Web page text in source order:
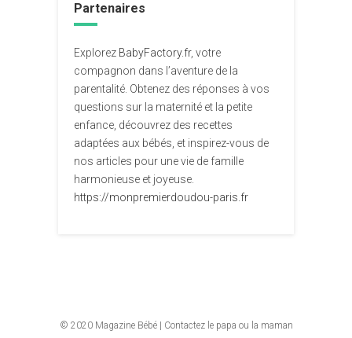
Partenaires
Explorez BabyFactory.fr, votre
compagnon dans l’aventure de la
parentalité. Obtenez des réponses à vos
questions sur la maternité et la petite
enfance, découvrez des recettes
adaptées aux bébés, et inspirez-vous de
nos articles pour une vie de famille
harmonieuse et joyeuse.
https://monpremierdoudou-paris.fr
© 2020 Magazine Bébé| Contactez le papa ou la maman